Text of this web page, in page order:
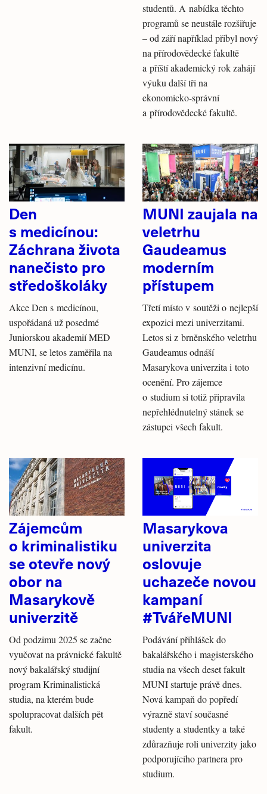
studentů. A nabídka těchto
programů se neustále rozšiřuje
– od září například přibyl nový
na přírodovědecké fakultě
a příští akademický rok zahájí
výuku další tři na
ekonomicko-správní
a přírodovědecké fakultě.
Den
s medicínou:
Záchrana života
nanečisto pro
středoškoláky
Akce Den s medicínou,
uspořádaná už posedmé
Juniorskou akademií MED
MUNI, se letos zaměřila na
intenzivní medicínu.
MUNI zaujala na
veletrhu
Gaudeamus
moderním
přístupem
Třetí místo v soutěži o nejlepší
expozici mezi univerzitami.
Letos si z brněnského veletrhu
Gaudeamus odnáší
Masarykova univerzita i toto
ocenění. Pro zájemce
o studium si totiž připravila
nepřehlédnutelný stánek se
zástupci všech fakult.
Zájemcům
o kriminalistiku
se otevře nový
obor na
Masarykově
univerzitě
Od podzimu 2025 se začne
vyučovat na právnické fakultě
nový bakalářský studijní
program Kriminalistická
studia, na kterém bude
spolupracovat dalších pět
fakult.
Masarykova
univerzita
oslovuje
uchazeče novou
kampaní
#TvářeMUNI
Podávání přihlášek do
bakalářského i magisterského
studia na všech deset fakult
MUNI startuje právě dnes.
Nová kampaň do popředí
výrazně staví současné
studenty a studentky a také
zdůrazňuje roli univerzity jako
podporujícího partnera pro
studium.